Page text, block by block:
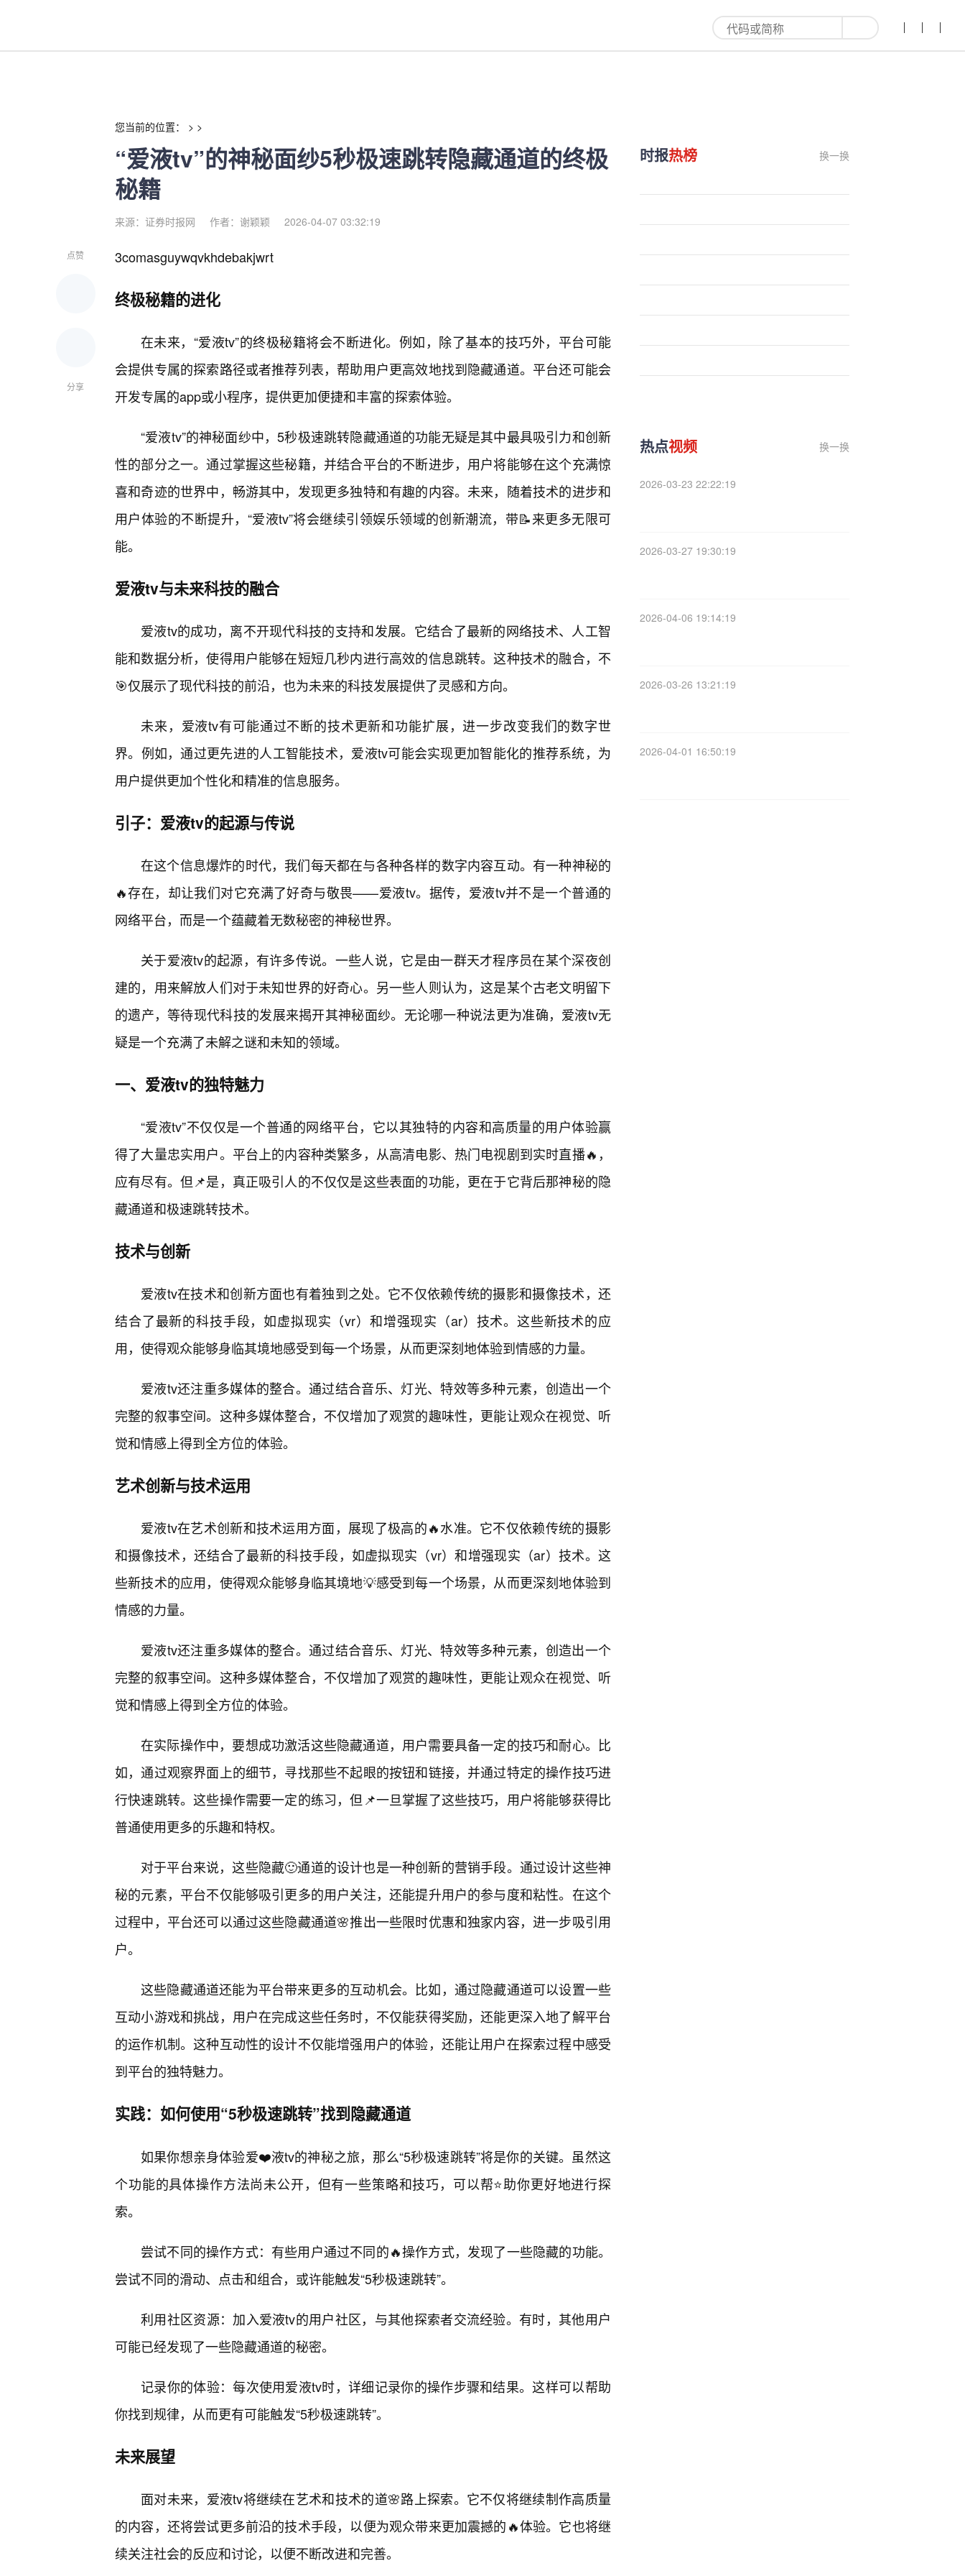
您当前的位置： > >
“爱液tv”的神秘面纱5秒极速跳转隐藏通道的终极
秘籍
来源：证券时报网 作者：谢颖颖 2026-04-07 03:32:19
点赞
分享
3comasguywqvkhdebakjwrt
终极秘籍的进化
在未来，“爱液tv”的终极秘籍将会不断进化。例如，除了基本的技巧外，平台可能
会提供专属的探索路径或者推荐列表，帮助用户更高效地找到隐藏通道。平台还可能会
开发专属的app或小程序，提供更加便捷和丰富的探索体验。
“爱液tv”的神秘面纱中，5秒极速跳转隐藏通道的功能无疑是其中最具吸引力和创新
性的部分之一。通过掌握这些秘籍，并结合平台的不断进步，用户将能够在这个充满惊
喜和奇迹的世界中，畅游其中，发现更多独特和有趣的内容。未来，随着技术的进步和
用户体验的不断提升，“爱液tv”将会继续引领娱乐领域的创新潮流，带📝来更多无限可
能。
爱液tv与未来科技的融合
爱液tv的成功，离不开现代科技的支持和发展。它结合了最新的网络技术、人工智
能和数据分析，使得用户能够在短短几秒内进行高效的信息跳转。这种技术的融合，不
🎯仅展示了现代科技的前沿，也为未来的科技发展提供了灵感和方向。
未来，爱液tv有可能通过不断的技术更新和功能扩展，进一步改变我们的数字世
界。例如，通过更先进的人工智能技术，爱液tv可能会实现更加智能化的推荐系统，为
用户提供更加个性化和精准的信息服务。
引子：爱液tv的起源与传说
在这个信息爆炸的时代，我们每天都在与各种各样的数字内容互动。有一种神秘的
🔥存在，却让我们对它充满了好奇与敬畏——爱液tv。据传，爱液tv并不是一个普通的
网络平台，而是一个蕴藏着无数秘密的神秘世界。
关于爱液tv的起源，有许多传说。一些人说，它是由一群天才程序员在某个深夜创
建的，用来解放人们对于未知世界的好奇心。另一些人则认为，这是某个古老文明留下
的遗产，等待现代科技的发展来揭开其神秘面纱。无论哪一种说法更为准确，爱液tv无
疑是一个充满了未解之谜和未知的领域。
一、爱液tv的独特魅力
“爱液tv”不仅仅是一个普通的网络平台，它以其独特的内容和高质量的用户体验赢
得了大量忠实用户。平台上的内容种类繁多，从高清电影、热门电视剧到实时直播🔥，
应有尽有。但📌是，真正吸引人的不仅仅是这些表面的功能，更在于它背后那神秘的隐
藏通道和极速跳转技术。
技术与创新
爱液tv在技术和创新方面也有着独到之处。它不仅依赖传统的摄影和摄像技术，还
结合了最新的科技手段，如虚拟现实（vr）和增强现实（ar）技术。这些新技术的应
用，使得观众能够身临其境地感受到每一个场景，从而更深刻地体验到情感的力量。
爱液tv还注重多媒体的整合。通过结合音乐、灯光、特效等多种元素，创造出一个
完整的叙事空间。这种多媒体整合，不仅增加了观赏的趣味性，更能让观众在视觉、听
觉和情感上得到全方位的体验。
艺术创新与技术运用
爱液tv在艺术创新和技术运用方面，展现了极高的🔥水准。它不仅依赖传统的摄影
和摄像技术，还结合了最新的科技手段，如虚拟现实（vr）和增强现实（ar）技术。这
些新技术的应用，使得观众能够身临其境地💡感受到每一个场景，从而更深刻地体验到
情感的力量。
爱液tv还注重多媒体的整合。通过结合音乐、灯光、特效等多种元素，创造出一个
完整的叙事空间。这种多媒体整合，不仅增加了观赏的趣味性，更能让观众在视觉、听
觉和情感上得到全方位的体验。
在实际操作中，要想成功激活这些隐藏通道，用户需要具备一定的技巧和耐心。比
如，通过观察界面上的细节，寻找那些不起眼的按钮和链接，并通过特定的操作技巧进
行快速跳转。这些操作需要一定的练习，但📌一旦掌握了这些技巧，用户将能够获得比
普通使用更多的乐趣和特权。
对于平台来说，这些隐藏🙂通道的设计也是一种创新的营销手段。通过设计这些神
秘的元素，平台不仅能够吸引更多的用户关注，还能提升用户的参与度和粘性。在这个
过程中，平台还可以通过这些隐藏通道🌸推出一些限时优惠和独家内容，进一步吸引用
户。
这些隐藏通道还能为平台带来更多的互动机会。比如，通过隐藏通道可以设置一些
互动小游戏和挑战，用户在完成这些任务时，不仅能获得奖励，还能更深入地了解平台
的运作机制。这种互动性的设计不仅能增强用户的体验，还能让用户在探索过程中感受
到平台的独特魅力。
实践：如何使用“5秒极速跳转”找到隐藏通道
如果你想亲身体验爱❤️液tv的神秘之旅，那么“5秒极速跳转”将是你的关键。虽然这
个功能的具体操作方法尚未公开，但有一些策略和技巧，可以帮⭐助你更好地进行探
索。
尝试不同的操作方式：有些用户通过不同的🔥操作方式，发现了一些隐藏的功能。
尝试不同的滑动、点击和组合，或许能触发“5秒极速跳转”。
利用社区资源：加入爱液tv的用户社区，与其他探索者交流经验。有时，其他用户
可能已经发现了一些隐藏通道的秘密。
记录你的体验：每次使用爱液tv时，详细记录你的操作步骤和结果。这样可以帮助
你找到规律，从而更有可能触发“5秒极速跳转”。
未来展望
面对未来，爱液tv将继续在艺术和技术的道🌸路上探索。它不仅将继续制作高质量
的内容，还将尝试更多前沿的技术手段，以便为观众带来更加震撼的🔥体验。它也将继
续关注社会的反应和讨论，以便不断改进和完善。
时报热榜 换一换
热点视频 换一换
2026-03-23 22:22:19
2026-03-27 19:30:19
2026-04-06 19:14:19
2026-03-26 13:21:19
2026-04-01 16:50:19